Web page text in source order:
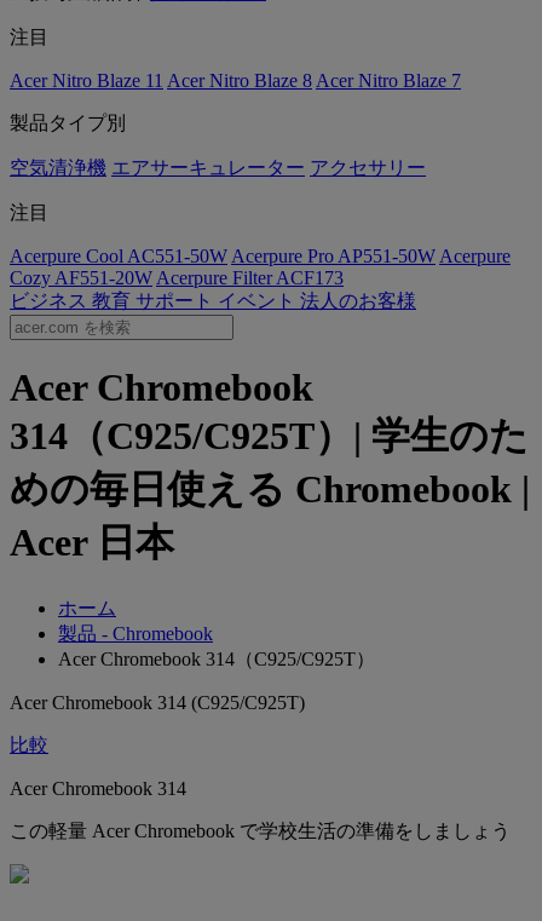
注目
Acer Nitro Blaze 11 Acer Nitro Blaze 8 Acer Nitro Blaze 7
製品タイプ別
空気清浄機 エアサーキュレーター アクセサリー
注目
Acerpure Cool AC551-50W Acerpure Pro AP551-50W Acerpure
Cozy AF551-20W Acerpure Filter ACF173
ビジネス 教育 サポート イベント 法人のお客様
Acer Chromebook
314（C925/C925T）| 学生のた
めの毎日使える Chromebook |
Acer 日本
ホーム
製品 - Chromebook
Acer Chromebook 314（C925/C925T）
Acer Chromebook 314 (C925/C925T)
比較
Acer Chromebook 314
この軽量 Acer Chromebook で学校生活の準備をしましょう